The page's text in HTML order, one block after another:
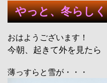
やっと、冬らしく
おはようございます！
今朝、起きて外を見たら
薄っすらと雪が・・・